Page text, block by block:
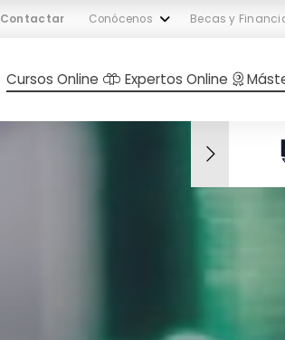
Contactar Conócenos Becas y
Cursos Online Expertos Online